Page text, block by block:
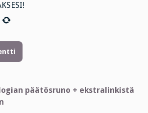
päätösruno + ekstralinkistä